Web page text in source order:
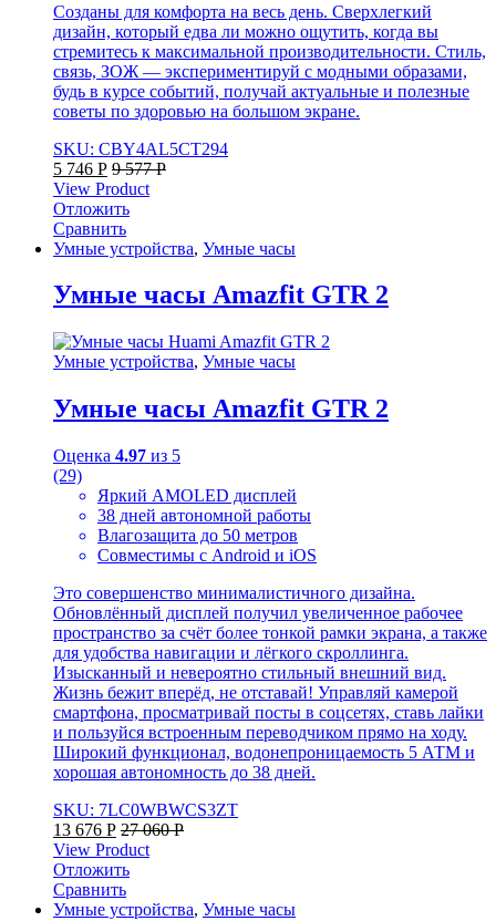
Созданы для комфорта на весь день. Сверхлегкий
дизайн, который едва ли можно ощутить, когда вы
стремитесь к максимальной производительности. Стиль,
связь, ЗОЖ — экспериментируй с модными образами,
будь в курсе событий, получай актуальные и полезные
советы по здоровью на большом экране.
SKU: CBY4AL5CT294
5 746 Р 9 577Р
View Product
Отложить
Сравнить
Умные устройства, Умные часы
Умные часы Amazfit GTR 2
Умные устройства, Умные часы
Умные часы Amazfit GTR 2
Оценка 4.97 из 5
(29)
Яркий AMOLED дисплей
38 дней автономной работы
Влагозащита до 50 метров
Совместимы с Android и iOS
Это совершенство минималистичного дизайна.
Обновлённый дисплей получил увеличенное рабочее
пространство за счёт более тонкой рамки экрана, а также
для удобства навигации и лёгкого скроллинга.
Изысканный и невероятно стильный внешний вид.
Жизнь бежит вперёд, не отставай! Управляй камерой
смартфона, просматривай посты в соцсетях, ставь лайки
и пользуйся встроенным переводчиком прямо на ходу.
Широкий функционал, водонепроницаемость 5 АТМ и
хорошая автономность до 38 дней.
SKU: 7LC0WBWCS3ZT
13 676 Р 27 060Р
View Product
Отложить
Сравнить
Умные устройства, Умные часы